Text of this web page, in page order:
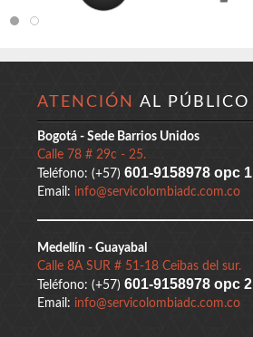
ATENCIÓN AL PÚBLICO
Bogotá - Sede Barrios Unidos
Calle 78 # 29c - 25.
Teléfono: (+57) 601-9158978 opc 1
Email: info@servicolombiadc.com.co
Medellín - Guayabal
Calle 8A SUR # 51-18 Ceibas del sur.
Teléfono: (+57) 601-9158978 opc 2
Email: info@servicolombiadc.com.co